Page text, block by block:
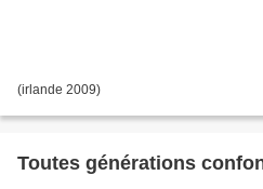
(irlande 2009)
Toutes générations